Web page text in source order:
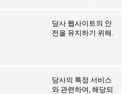
당사 웹사이트의 안
전을 유지하기 위해.
당사의 특정 서비스
와 관련하여, 해당되